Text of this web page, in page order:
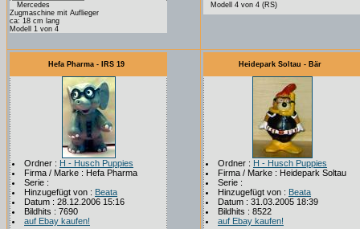
Mercedes
Zugmaschine mit Auflieger
ca: 18 cm lang
Modell 1 von 4
Modell 4 von 4 (RS)
Hefa Pharma - IRS 19
Ordner : H - Husch Puppies
Firma / Marke : Hefa Pharma
Serie :
Hinzugefügt von : Beata
Datum : 28.12.2006 15:16
Bildhits : 7690
auf Ebay kaufen!
Heidepark Soltau - Bär
Ordner : H - Husch Puppies
Firma / Marke : Heidepark Soltau
Serie :
Hinzugefügt von : Beata
Datum : 31.03.2005 18:39
Bildhits : 8522
auf Ebay kaufen!